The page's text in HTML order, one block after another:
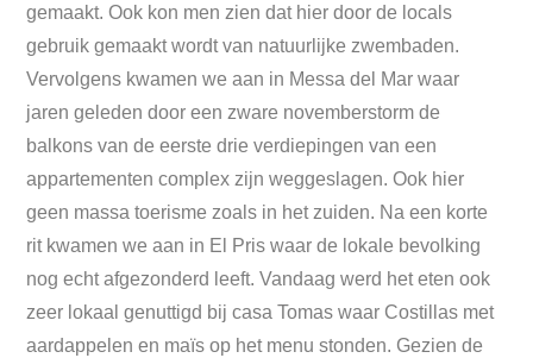
gemaakt. Ook kon men zien dat hier door de locals
gebruik gemaakt wordt van natuurlijke zwembaden.
Vervolgens kwamen we aan in Messa del Mar waar
jaren geleden door een zware novemberstorm de
balkons van de eerste drie verdiepingen van een
appartementen complex zijn weggeslagen. Ook hier
geen massa toerisme zoals in het zuiden. Na een korte
rit kwamen we aan in El Pris waar de lokale bevolking
nog echt afgezonderd leeft. Vandaag werd het eten ook
zeer lokaal genuttigd bij casa Tomas waar Costillas met
aardappelen en maïs op het menu stonden. Gezien de